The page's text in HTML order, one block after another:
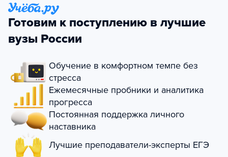
Готовим к поступлению в лучшие
вузы России
Обучение в комфортном темпе без
стресса
Ежемесячные пробники и аналитика
прогресса
Постоянная поддержка личного
наставника
Лучшие преподаватели-эксперты ЕГЭ